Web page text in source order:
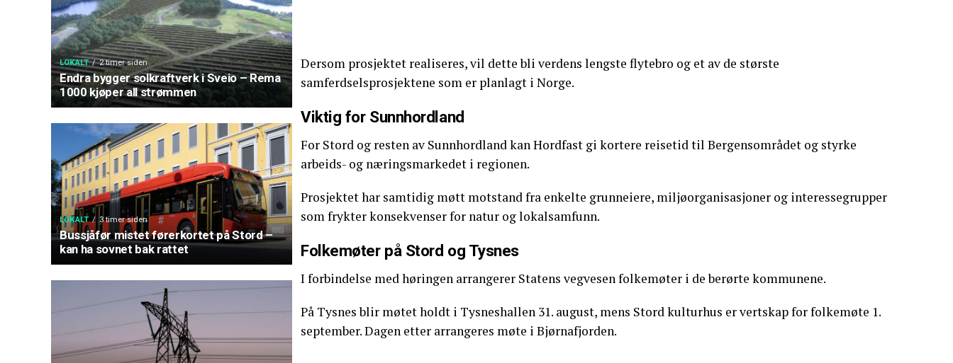
LOKALT 2 timer siden
Endra bygger solkraftverk i Sveio – Rema
1000 kjøper all strømmen
LOKALT 3 timer siden
Bussjåfør mistet førerkortet på Stord –
kan ha sovnet bak rattet
Dersom prosjektet realiseres, vil dette bli verdens lengste flytebro og et av de største
samferdselsprosjektene som er planlagt i Norge.
Viktig for Sunnhordland
For Stord og resten av Sunnhordland kan Hordfast gi kortere reisetid til Bergensområdet og styrke
arbeids- og næringsmarkedet i regionen.
Prosjektet har samtidig møtt motstand fra enkelte grunneiere, miljøorganisasjoner og interessegrupper
som frykter konsekvenser for natur og lokalsamfunn.
Folkemøter på Stord og Tysnes
I forbindelse med høringen arrangerer Statens vegvesen folkemøter i de berørte kommunene.
På Tysnes blir møtet holdt i Tysneshallen 31. august, mens Stord kulturhus er vertskap for folkemøte 1.
september. Dagen etter arrangeres møte i Bjørnafjorden.